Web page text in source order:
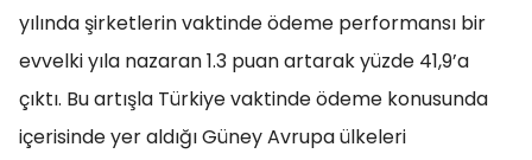
yılında şirketlerin vaktinde ödeme performansı bir
evvelki yıla nazaran 1.3 puan artarak yüzde 41,9’a
çıktı. Bu artışla Türkiye vaktinde ödeme konusunda
içerisinde yer aldığı Güney Avrupa ülkeleri